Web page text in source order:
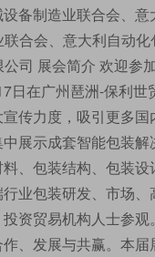
备制造业联合会、
合会、意大利自动
司 展会简介 欢迎参
日在广州琶洲-保利
传力度，吸引更多
展示成套智能包装
、包装结构、包装设
业包装研发、市场
资贸易机构人士参
、发展与共赢。本